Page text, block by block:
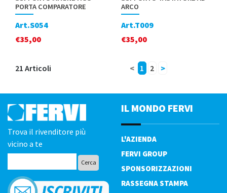
PORTA COMPARATORE
Art.S054
€35,00
ARCO
Art.T009
€35,00
21 Articoli < 1 2 >
Trova il rivenditore più
vicino a te
IL MONDO FERVI
L'AZIENDA
FERVI GROUP
SPONSORIZZAZIONI
RASSEGNA STAMPA